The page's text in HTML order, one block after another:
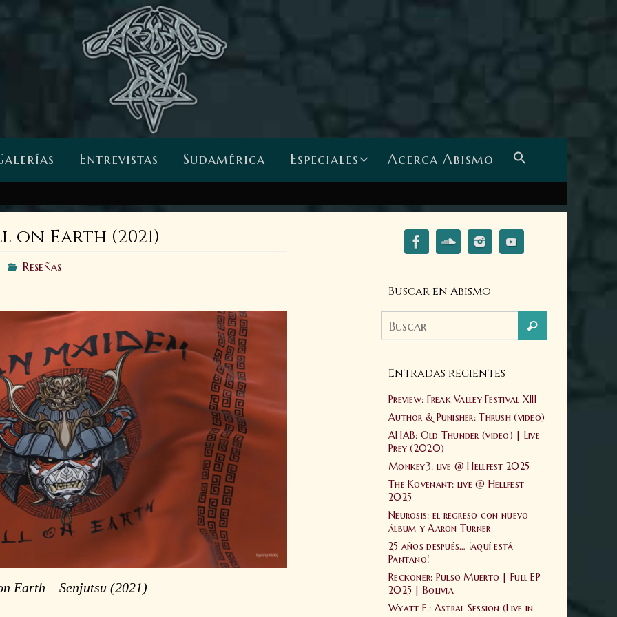
Entrevistas Sudamérica Especiales Acerca Abismo
on Earth (2021)
Reseñas
Earth – Senjutsu (2021)
Buscar en Abismo
Entradas recientes
Preview: Freak Valley Festival XIII
Author & Punisher: Thrush (video)
AHAB: Old Thunder (video) | Live
Prey (2020)
Monkey3: live @ Hellfest 2025
The Kovenant: live @ Hellfest
2025
Neurosis: el regreso con nuevo
álbum y Aaron Turner
25 años después… ¡aquí está
Pantano!
Reckoner: Pulso Muerto | Full EP
2025 | Bolivia
Wyatt E.: Astral Session (Live in